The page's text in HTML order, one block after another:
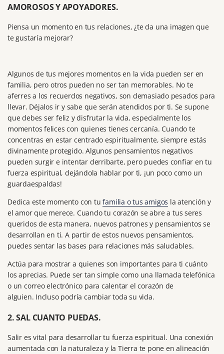
AMOROSOS Y APOYADORES.
Piensa un momento en tus relaciones, ¿te da una imagen que
te gustaría mejorar?
Algunos de tus mejores momentos en la vida pueden ser en
familia, pero otros pueden no ser tan memorables. No te
aferres a los recuerdos negativos, son demasiado pesados para
llevar. Déjalos ir y sabe que serán atendidos por ti. Se supone
que debes ser feliz y disfrutar la vida, especialmente los
momentos felices con quienes tienes cercanía. Cuando te
concentras en estar centrado espiritualmente, siempre estás
divinamente protegido. Algunos pensamientos negativos
pueden surgir e intentar derribarte, pero puedes confiar en tu
fuerza espiritual, dejándola hablar por ti, ¡un poco como un
guardaespaldas!
Dedica este momento con tu familia o tus amigos la atención y
el amor que merece. Cuando tu corazón se abre a tus seres
queridos de esta manera, nuevos patrones y pensamientos se
desarrollan en ti. A partir de estos nuevos pensamientos,
puedes sentar las bases para relaciones más saludables.
Actúa para mostrar a quienes son importantes para ti cuánto
los aprecias. Puede ser tan simple como una llamada telefónica
o un correo electrónico para calentar el corazón de
alguien. Incluso podría cambiar toda su vida.
2. SAL CUANTO PUEDAS.
Salir es vital para desarrollar tu fuerza espiritual. Una conexión
aumentada con la naturaleza y la Tierra te pone en alineación